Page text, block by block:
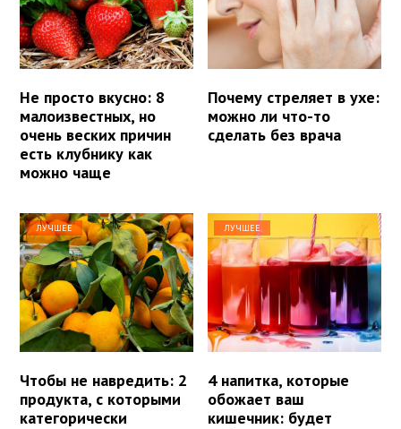
Не просто вкусно: 8
малоизвестных, но
очень веских причин
есть клубнику как
можно чаще
Почему стреляет в ухе:
можно ли что-то
сделать без врача
ЛУЧШЕЕ
Чтобы не навредить: 2
продукта, с которыми
категорически
ЛУЧШЕЕ
4 напитка, которые
обожает ваш
кишечник: будет